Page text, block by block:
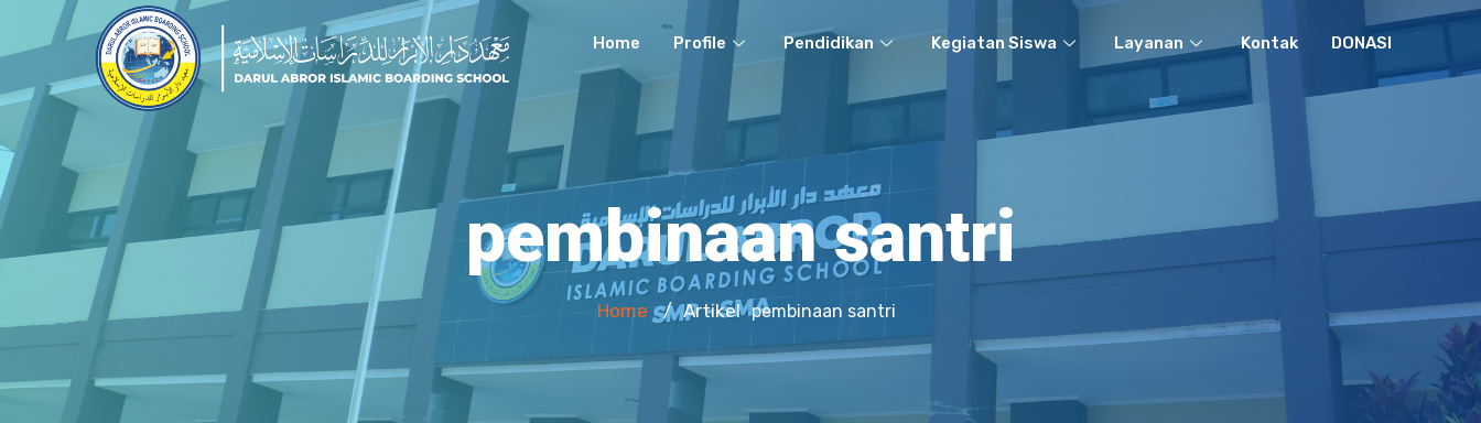
Home Profile Pendidikan Kegiatan Siswa Layanan Kontak DONASI
pembinaan santri
Home / Artikel pembinaan santri